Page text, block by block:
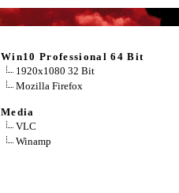
Win10 Professional 64 Bit
1920x1080 32 Bit
Mozilla Firefox
Media
VLC
Winamp